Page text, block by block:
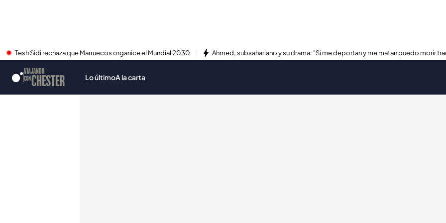
Tesh Sidi rechaza que Marruecos organice el Mundial 2030 Ahmed, subsahariano y su drama: "Si me deportan y me matan puedo morir
Lo últimoA la carta